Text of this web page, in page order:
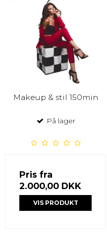
Makeup & stil 150min
På lager
Pris fra
2.000,00 DKK
VIS PRODUKT